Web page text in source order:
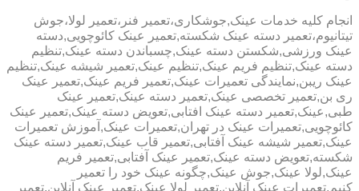
انجام کلیه خدمات عینک,جوشکاری،تعمیر فنر،تعمیر لولا،جوش
تیتانیوم،تعمیر دسته عینک شکسته,تعمیر عینک کائوچویی,دسته
عینک ورزشی,شکستن دسته عینک,چسباندن دسته عینک,تنظیم
دسته عینک,تنظیم فریم عینک,تنظیم عینک,تعمیر شیشه عینک,تنظیم
عینک ریبن,نمایندگی تعمیرات عینک,تعمیر فریم عینک,تعمیر عینک
ری بن,تعمیر تخصصی عینک,تعمیر دسته عینک,تعمیر عینک
طبی,عینک,تعمیر دسته عینک افتابی,تعویض دسته عینک,تعمیر عینک
کائوچویی,تعمیرات عینک در تهران,تعمیرات عینک,آموزش تعمیرات
عینک,تعمیر شیشه عینک آفتابی,تعمیر قاب عینک,تعمیر دسته عینک
شکسته,تعویض دسته عینک,تعمیر عینک آفتابی,تعمیر فریم
عینک,لولا عینک,جوش عینک,چگونه عینک خود را تعمیر
کنیم,تعمیرات عینک آنلاین,تعمیر لولا عینک,تعمیر عینک آنلاین,تعمیر